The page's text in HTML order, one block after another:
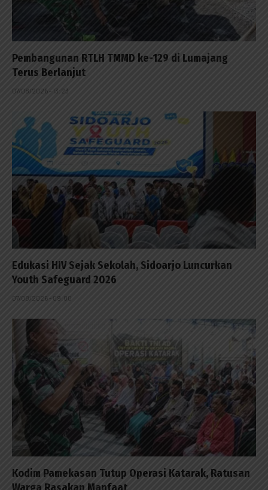
Pembangunan RTLH TMMD ke-129 di Lumajang
Terus Berlanjut
07/08/2026 - 13:23
Edukasi HIV Sejak Sekolah, Sidoarjo Luncurkan
Youth Safeguard 2026
07/08/2026 - 09:00
Kodim Pamekasan Tutup Operasi Katarak, Ratusan